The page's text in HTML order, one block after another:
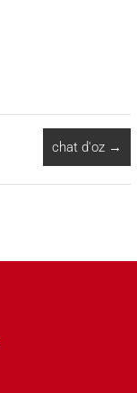
chat d'oz →